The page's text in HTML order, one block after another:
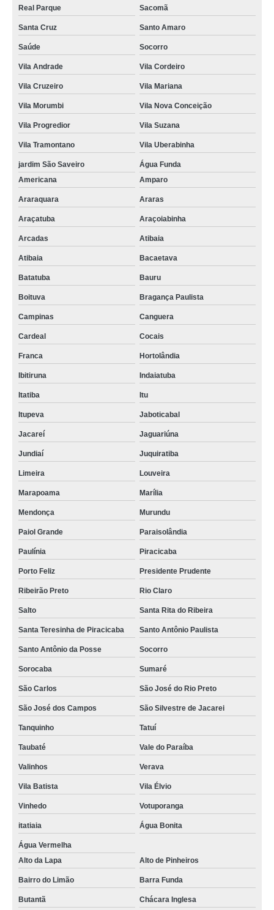
Real Parque Sacomã
Santa Cruz Santo Amaro
Saúde Socorro
Vila Andrade Vila Cordeiro
Vila Cruzeiro Vila Mariana
Vila Morumbi Vila Nova Conceição
Vila Progredior Vila Suzana
Vila Tramontano Vila Uberabinha
jardim São Saveiro
Água Funda
Americana
Amparo
Araraquara Araras
Araçatuba Araçoiabinha
Arcadas Atibaia
Atibaia Bacaetava
Batatuba Bauru
Boituva Bragança Paulista
Campinas Canguera
Cardeal Cocais
Franca Hortolândia
Ibitiruna Indaiatuba
Itatiba Itu
Itupeva Jaboticabal
Jacareí Jaguariúna
Jundiaí Juquiratiba
Limeira Louveira
Marapoama Marília
Mendonça Murundu
Paiol Grande Paraisolândia
Paulínia Piracicaba
Porto Feliz Presidente Prudente
Ribeirão Preto Rio Claro
Salto Santa Rita do Ribeira
Santa Teresinha de Piracicaba Santo Antônio Paulista
Santo Antônio da Posse Socorro
Sorocaba Sumaré
São Carlos São José do Rio Preto
São José dos Campos São Silvestre de Jacarei
Tanquinho Tatuí
Taubaté Vale do Paraíba
Valinhos Verava
Vila Batista Vila Élvio
Vinhedo Votuporanga
itatiaia Água Bonita
Água Vermelha
Alto da Lapa
Alto de Pinheiros
Bairro do Limão Barra Funda
Butantã Chácara Inglesa